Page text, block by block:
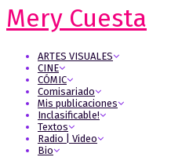
Mery Cuesta
ARTES VISUALES
CINE
CÓMIC
Comisariado
Mis publicaciones
Inclasificable!
Textos
Radio | Video
Bio